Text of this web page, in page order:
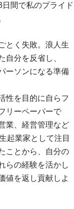
間で私のプライド
とく失敗。浪人生
分を反省し、
ーソンになる準備
性を目的に自らフ
リーペーパーで
業、経営管理など
起業家として注目
ことから、自分の
らの経験を活かし
値を返し貢献しよ